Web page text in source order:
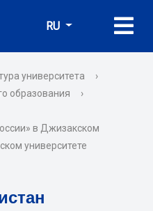
RU
университета
›
образования
›
в Джизакском
университете